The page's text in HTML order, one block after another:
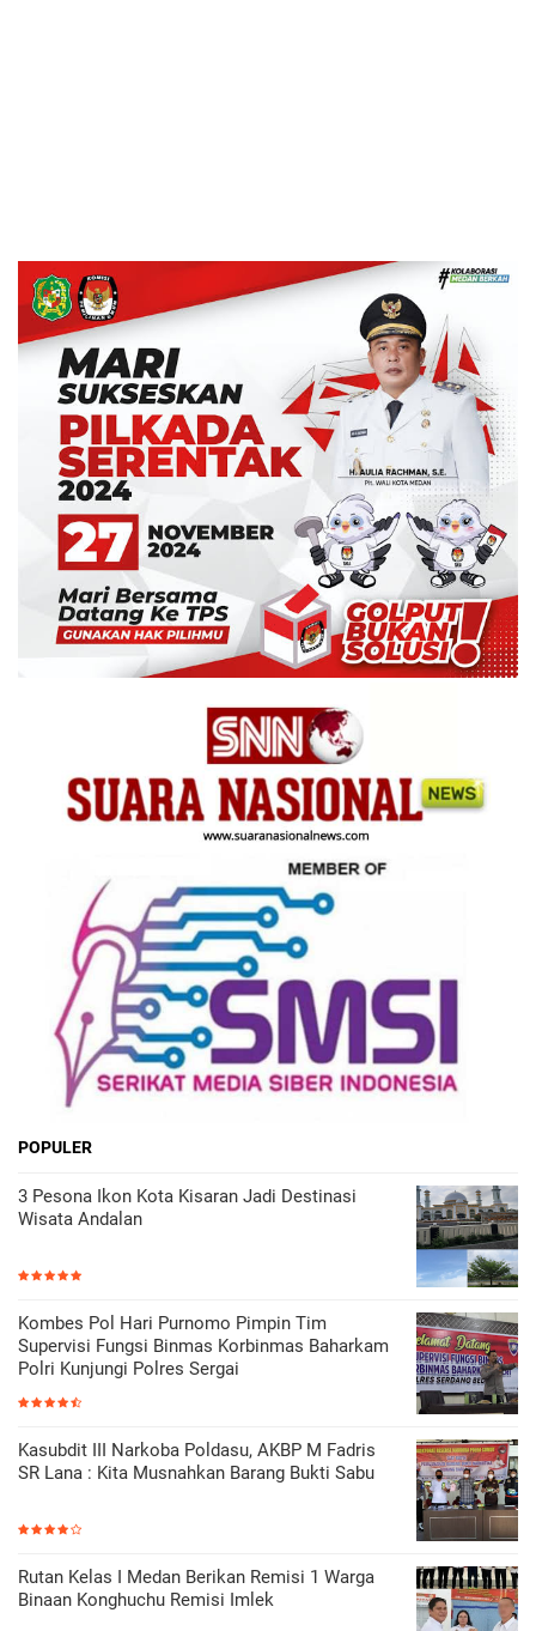
POPULER
3 Pesona Ikon Kota Kisaran Jadi Destinasi
Wisata Andalan
Kombes Pol Hari Purnomo Pimpin Tim
Supervisi Fungsi Binmas Korbinmas Baharkam
Polri Kunjungi Polres Sergai
Kasubdit III Narkoba Poldasu, AKBP M Fadris
SR Lana : Kita Musnahkan Barang Bukti Sabu
Rutan Kelas I Medan Berikan Remisi 1 Warga
Binaan Konghuchu Remisi Imlek